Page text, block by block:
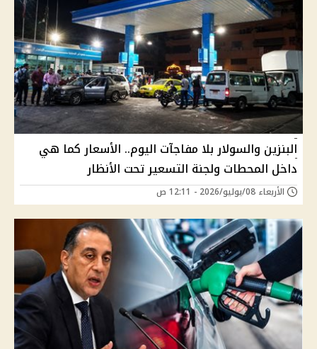
البنزين والسولار بلا مفاجآت اليوم.. الأسعار كما هي
داخل المحطات ولجنة التسعير تحت الأنظار
الأربعاء 08/يوليو/2026 - 12:11 ص